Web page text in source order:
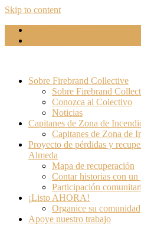
Skip to content
Sobre Firebrand Collective
Sobre Firebrand
Conozca al Colectivo
Noticias
Capitanes de Zona de
Capitanes de Zona de
Proyecto de pérdidas y
Almeda
Mapa de recuperación
Contar historias con un
Participación
¡Listo AHORA!
Organice su comunidad
Apoye nuestro trabajo